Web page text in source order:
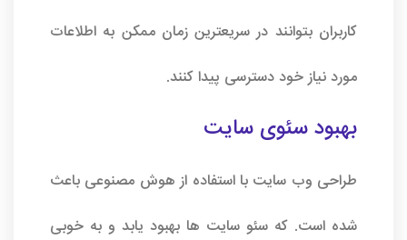
کاربران بتوانند در سریعترین زمان ممکن به اطلاعات
مورد نیاز خود دسترسی پیدا کنند.
بهبودسئوی سایت
طراحی وب سایت با استفاده از هوش مصنوعی باعث
شده است. که سئو سایت ها بهبود یابد و به خوبی